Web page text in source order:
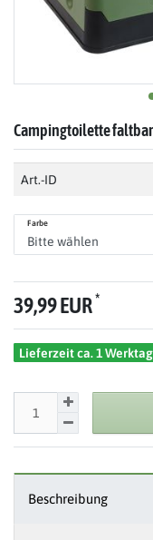
Campingtoilette faltbar
Art.-ID
Farbe
39,99 EUR*
Lieferzeit ca. 1 Werktag
Beschreibung